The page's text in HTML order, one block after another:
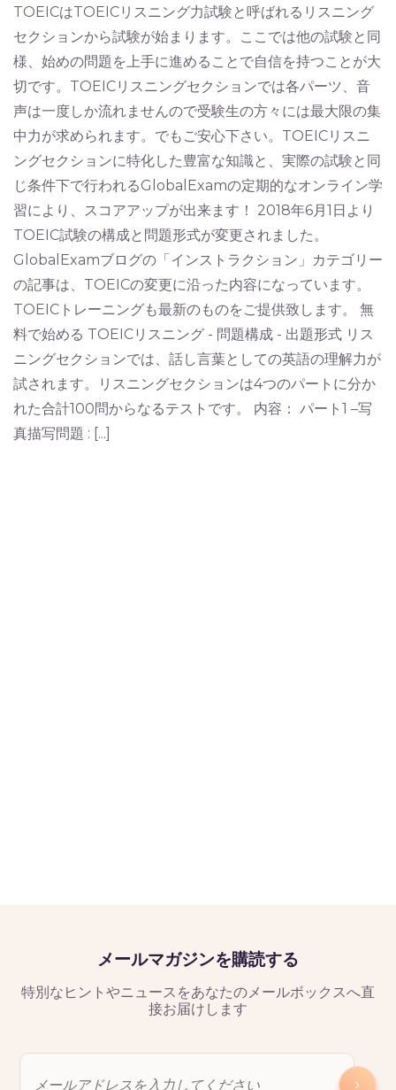
TOEICはTOEICリスニング力試験と呼ばれるリスニング
セクションから試験が始まります。ここでは他の試験と同
様、始めの問題を上手に進めることで自信を持つことが大
切です。TOEICリスニングセクションでは各パーツ、音
声は一度しか流れませんので受験生の方々には最大限の集
中力が求められます。でもご安心下さい。TOEICリスニ
ングセクションに特化した豊富な知識と、実際の試験と同
じ条件下で行われるGlobalExamの定期的なオンライン学
習により、スコアアップが出来ます！ 2018年6月1日より
TOEIC試験の構成と問題形式が変更されました。
GlobalExamブログの「インストラクション」カテゴリー
の記事は、TOEICの変更に沿った内容になっています。
TOEICトレーニングも最新のものをご提供致します。 無
料で始める TOEICリスニング - 問題構成 - 出題形式 リス
ニングセクションでは、話し言葉としての英語の理解力が
試されます。リスニングセクションは4つのパートに分か
れた合計100問からなるテストです。 内容： パート1 –写
真描写問題 : [...]
メールマガジンを購読する
特別なヒントやニュースをあなたのメールボックスへ直
接お届けします